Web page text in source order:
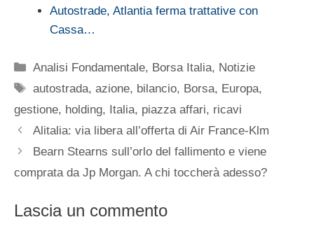
Autostrade, Atlantia ferma trattative con
Cassa…
Categorie
Analisi Fondamentale, Borsa Italia, Notizie
Tag
autostrada,azione, bilancio, Borsa, Europa,
gestione, holding, Italia, piazza affari, ricavi
Alitalia: via libera all’offerta di Air France-Klm
Bearn Stearns sull’orlo del fallimento e viene
comprata da Jp Morgan. A chi toccherà adesso?
Lascia un commento